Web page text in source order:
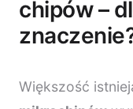
chipów –
Większość